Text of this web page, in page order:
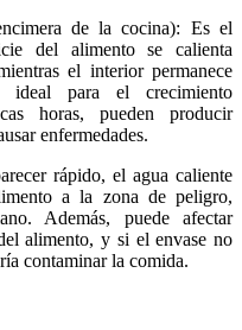
de la cocina): Es el
del alimento se calienta
el interior permanece
ideal para el crecimiento
horas, pueden producir
enfermedades.
rápido, el agua caliente
a la zona de peligro,
Además, puede afectar
alimento, y si el envase no
contaminar la comida.